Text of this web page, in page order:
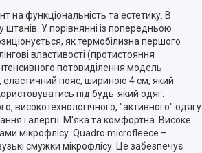
на функціональність та естетику. В
У порівнянні із попередньою
як термобілизна першого
властивості (протистояння
потовиділення модель
еластичний пояс, шириною 4 см, який
під будь-який одяг.
високотехнологічного, "активного" одягу.
і алергії. М'яка та комфортна. Високе
мікрофлісу. Quadro microfleece –
смужки мікрофлісу. Це забезпечує